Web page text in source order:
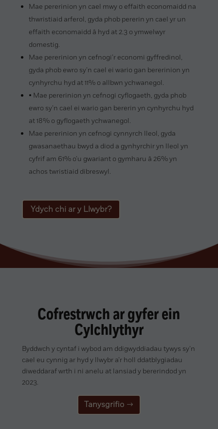
Mae pererinion yn cael mwy o effaith economaidd na
thwristiaid arferol, gyda phob pererin yn cael yr un
effaith economaidd â hyd at 2.3 o ymwelwyr
domestig.
Mae pererinion yn cefnogi’r economi gyffredinol,
gyda phob ewro sy’n cael ei wario gan bererinion yn
cynhyrchu hyd at 11% o allbwn ychwanegol.
• Mae pererinion yn cefnogi cyflogaeth, gyda phob
ewro sy’n cael ei wario gan bererin yn cynhyrchu hyd
at 18% o gyflogaeth ychwanegol.
Mae pererinion yn cefnogi cynnyrch lleol, gyda
gwasanaethau bwyd a diod a gynhyrchir yn lleol yn
cyfrif am 61% o’u gwariant o gymharu â 26% yn
achos twristiaid dibreswyl.
Ydych chi ar y Llwybr?
Cofrestrwch ar gyfer ein
Cylchlythyr
Byddwch y cyntaf i wybod am ddigwyddiadau tywys sy’n
cael eu cynnig ar hyd y llwybr a’r holl ddatblygiadau
diweddaraf wrth i ni anelu at lansiad y bererindod yn
2023.
Tanysgrifio